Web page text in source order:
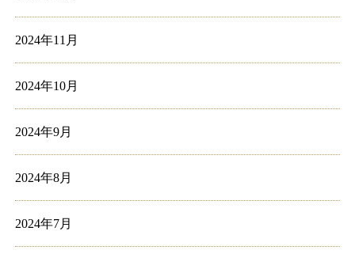
2024年11月
2024年10月
2024年9月
2024年8月
2024年7月